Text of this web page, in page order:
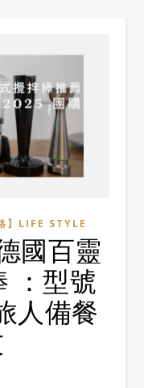
】LIFE STYLE
國百靈
：型號
人備餐